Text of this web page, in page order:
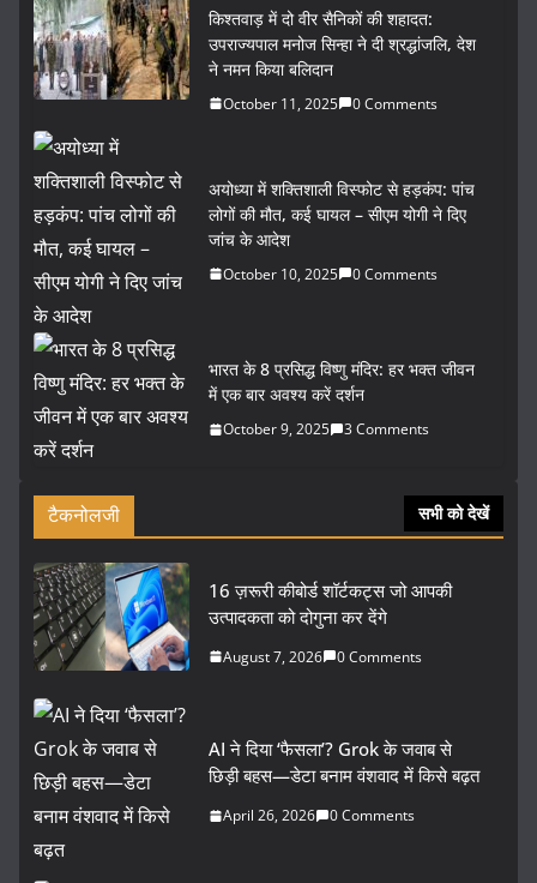
किश्तवाड़ में दो वीर सैनिकों की शहादत:
उपराज्यपाल मनोज सिन्हा ने दी श्रद्धांजलि, देश
ने नमन किया बलिदान
October 11, 2025 0 Comments
अयोध्या में शक्तिशाली विस्फोट से हड़कंप: पांच
लोगों की मौत, कई घायल – सीएम योगी ने दिए
जांच के आदेश
October 10, 2025 0 Comments
भारत के 8 प्रसिद्ध विष्णु मंदिर: हर भक्त जीवन
में एक बार अवश्य करें दर्शन
October 9, 2025 3 Comments
टैकनोलजी सभी को देखें
16 ज़रूरी कीबोर्ड शॉर्टकट्स जो आपकी
उत्पादकता को दोगुना कर देंगे
August 7, 2026 0 Comments
AI ने दिया ‘फैसला’? Grok के जवाब से
छिड़ी बहस—डेटा बनाम वंशवाद में किसे बढ़त
April 26, 2026 0 Comments